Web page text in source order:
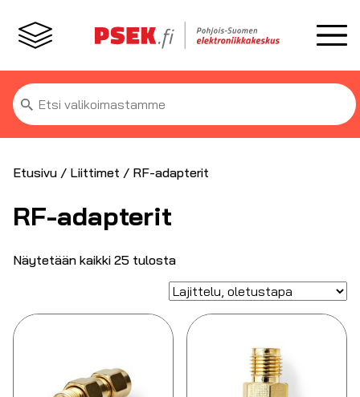
Etsi:
Etusivu / Liittimet / RF-adapterit
RF-adapterit
Näytetään kaikki 25 tulosta